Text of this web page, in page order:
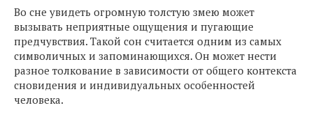
Во сне увидеть огромную толстую змею может
вызывать неприятные ощущения и пугающие
предчувствия. Такой сон считается одним из самых
символичных и запоминающихся. Он может нести
разное толкование в зависимости от общего контекста
сновидения и индивидуальных особенностей
человека.